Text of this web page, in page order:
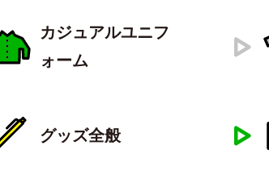
カジュアルユニフ
ォーム
グッズ全般